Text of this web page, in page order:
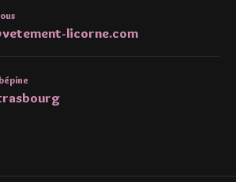
licorne.com